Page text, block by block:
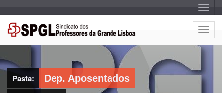
A
l
t
e
r
a
A
l
t
n
Pasta: Dep. Aposentados